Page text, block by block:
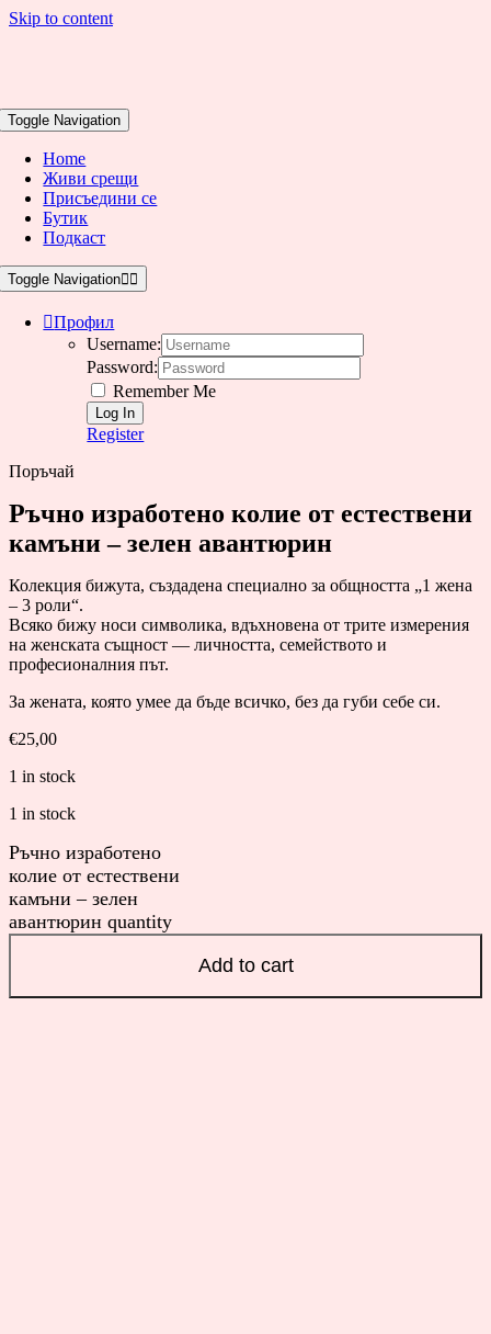
Skip to content
Toggle Navigation
Home
Живи срещи
Присъедини се
Бутик
Подкаст
Toggle Navigation
Профил
Username:
Password:
Remember Me
Register
Поръчай
Ръчно изработено колие от естествени
камъни – зелен авантюрин
Колекция бижута, създадена специално за общността „1 жена
– 3 роли“.
Всяко бижу носи символика, вдъхновена от трите измерения
на женската същност — личността, семейството и
професионалния път.
За жената, която умее да бъде всичко, без да губи себе си.
€25,00
1 in stock
1 in stock
Ръчно изработено
колие от естествени
камъни – зелен
авантюрин quantity
Add to cart